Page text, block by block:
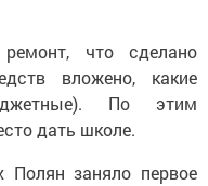
что сделано
вложено, какие
По этим
дать школе.
заняло первое